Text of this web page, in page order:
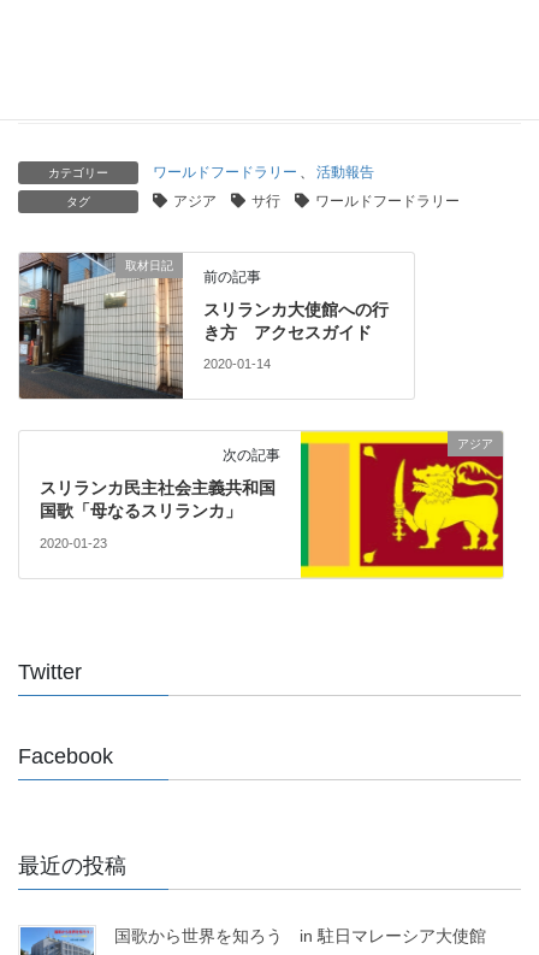
カテゴリー ワールドフードラリー 活動報告
タグ アジア サ行 ワールドフードラリー
取材日記
前の記事
スリランカ大使館への行
き方 アクセスガイド
2020-01-14
アジア
次の記事
スリランカ民主社会主義共和国
国歌「母なるスリランカ」
2020-01-23
Twitter
Facebook
最近の投稿
国歌から世界を知ろう in 駐日マレーシア大使館